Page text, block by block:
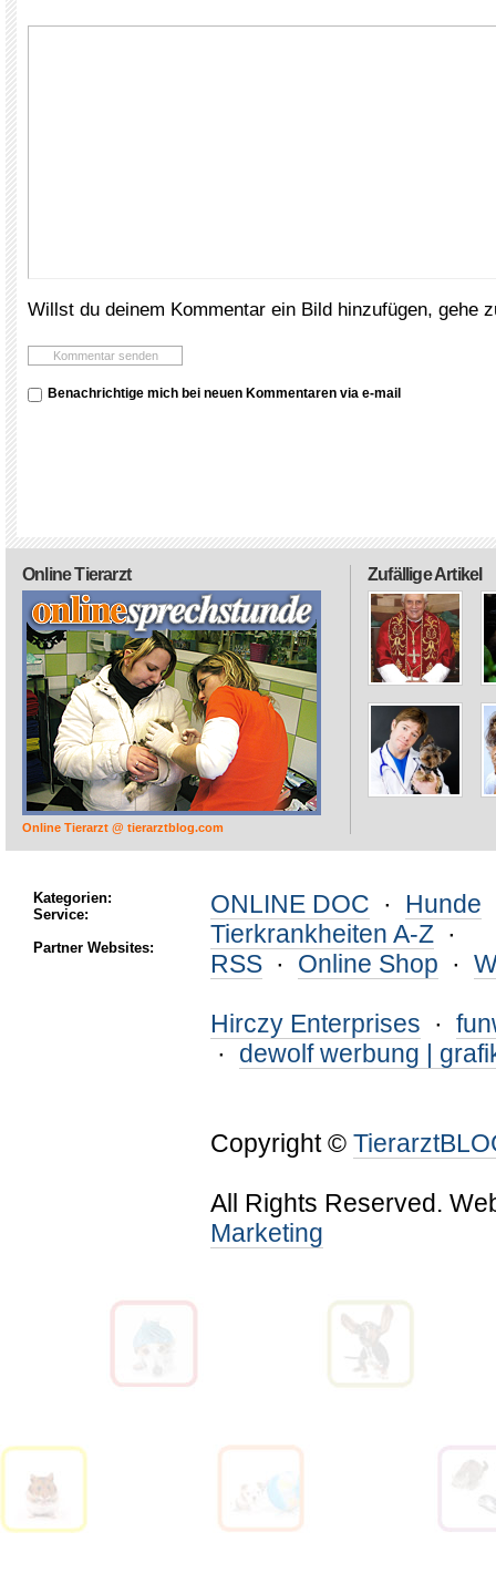
Willst du deinem Kommentar ein Bild hinzufügen, gehe
Benachrichtige mich bei neuen Kommentaren via e-mail
Zufällige Artikel
Online Tierarzt
Online Tierarzt @ tierarztblog.com
Kategorien:
Service:
Partner Websites:
ONLINE DOC · Hunde
Tierkrankheiten A-Z ·
RSS · Online Shop ·
Hirczy Enterprises ·
· dewolf werbung |
Copyright ©
All Rights Reserved.
Marketing